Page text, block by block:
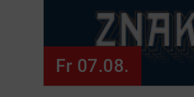
Fr 07.08.